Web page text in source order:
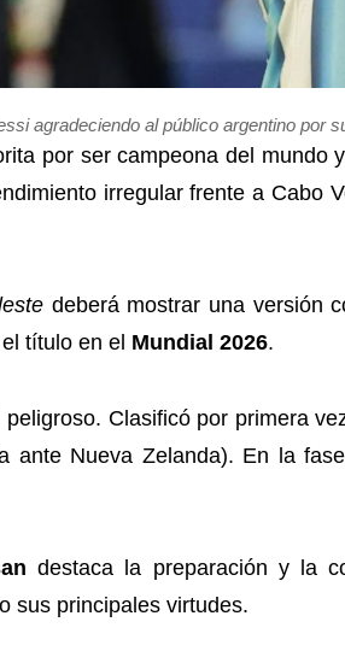
agradeciendo al público argentino por
por ser campeona del mundo
irregular frente a Cabo
deberá mostrar una versión
título en el Mundial 2026.
Clasificó por primera
ante Nueva Zelanda). En la
destaca la preparación y la
sus principales virtudes.